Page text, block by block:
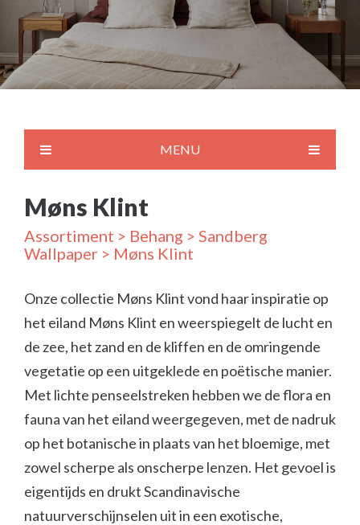
MENU
Møns Klint
Assortiment > Behang > Sandberg
Wallpaper > Møns Klint
Onze collectie Møns Klint vond haar inspiratie op
het eiland Møns Klint en weerspiegelt de lucht en
de zee, het zand en de kliffen en de omringende
vegetatie op een uitgeklede en poëtische manier.
Met lichte penseelstreken hebben we de flora en
fauna van het eiland weergegeven, met de nadruk
op het botanische in plaats van het bloemige, met
zowel scherpe als onscherpe lenzen. Het gevoel is
eigentijds en drukt Scandinavische
natuurverschijnselen uit in een exotische,